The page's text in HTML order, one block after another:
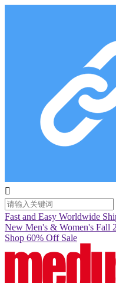

Fast and Easy Worldwide
New Men's & Women's Fall
Shop 60% Off Sale